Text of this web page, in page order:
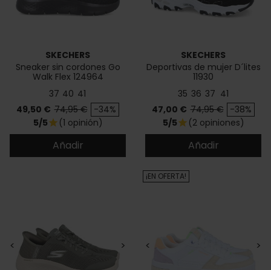
SKECHERS
Sneaker sin cordones Go
Walk Flex 124964
37 40 41
Precio
49,50 € Precio base
74,95 € -34%
5/5star (1 opinión)
Añadir
SKECHERS
Deportivas de mujer D´lites
11930
35 36 37 41
Precio
47,00 € Precio base
74,95 € -38%
5/5star (2 opiniones)
Añadir
< > < >
¡EN OFERTA!